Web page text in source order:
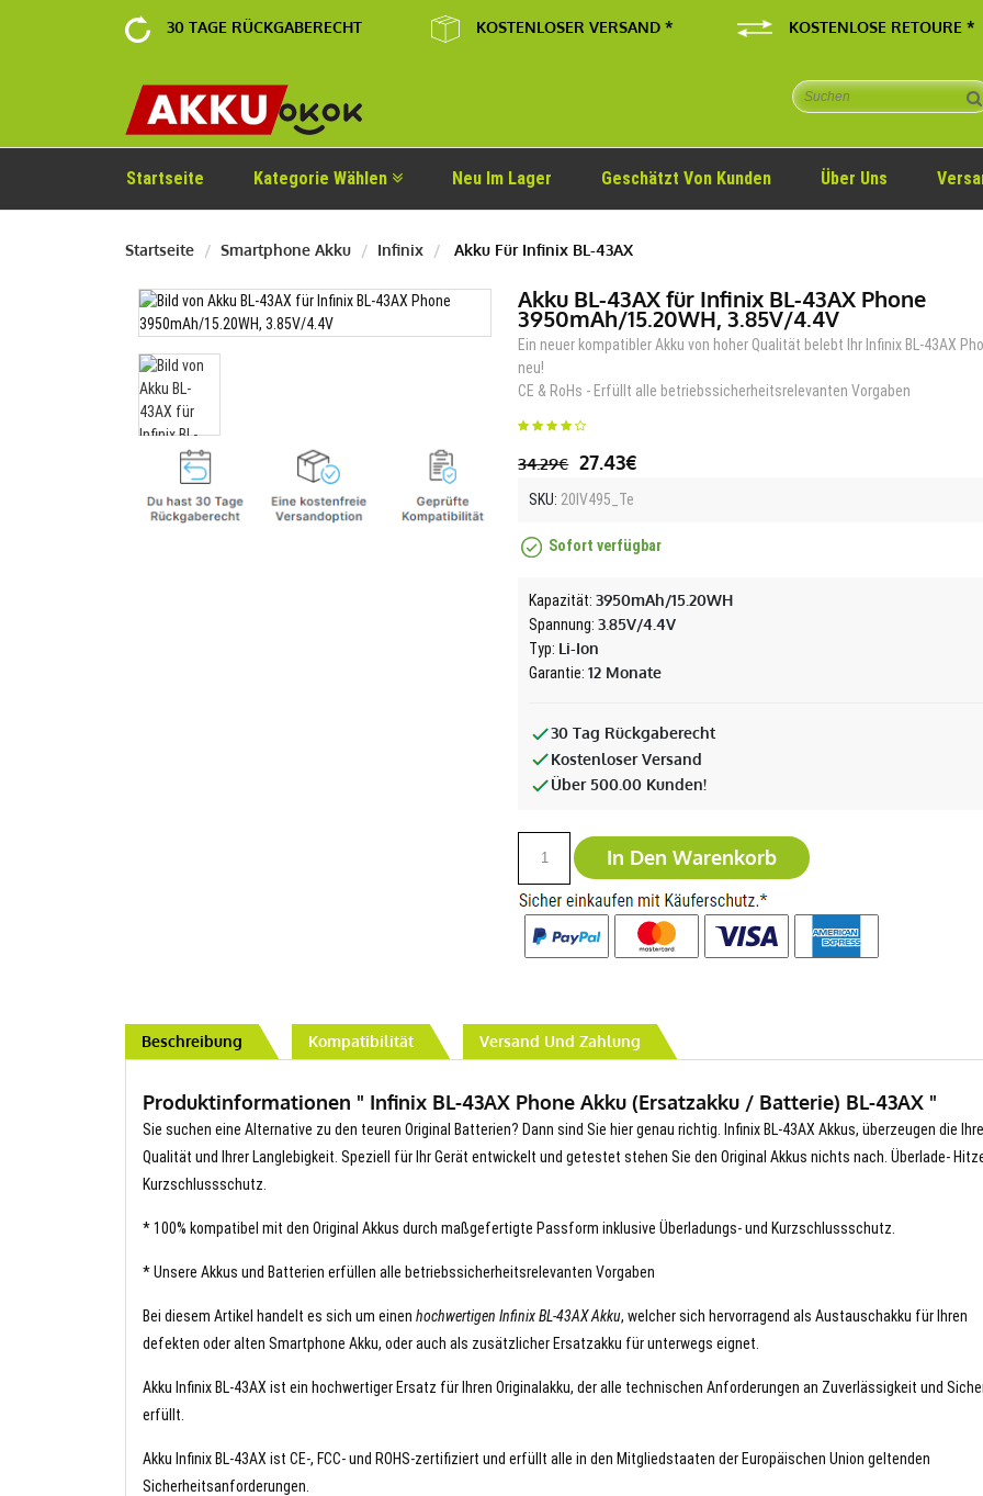
30 TAGE RÜCKGABERECHT KOSTENLOSER VERSAND * KOSTENLOSE RETOURE *
Startseite Kategorie Wählen Neu Im Lager Geschätzt Von Kunden Über Uns
Startseite Smartphone Akku Infinix Akku Für Infinix BL-43AX
Akku BL-43AX für Infinix BL-43AX Phone
3950mAh/15.20WH, 3.85V/4.4V
Ein neuer kompatibler Akku von hoher Qualität belebt Ihr Infinix BL-43AX
neu!
CE & RoHs - Erfüllt alle betriebssicherheitsrelevanten Vorgaben
34.29€ 27.43€
SKU: 20IV495_Te
Sofort verfügbar
Kapazität:3950mAh/15.20WH
Spannung:3.85V/4.4V
Typ: Li-Ion
Garantie:12 Monate
30 Tag Rückgaberecht
Kostenloser Versand
Über 500.00 Kunden!
In Den Warenkorb
Beschreibung Kompatibilität Versand Und Zahlung
Produktinformationen " Infinix BL-43AX Phone Akku (Ersatzakku / Batterie) BL-43AX "
Sie suchen eine Alternative zu den teuren Original Batterien? Dann sind Sie hier genau richtig. Infinix BL-43AX Akkus, überzeugen die Ihre
Qualität und Ihrer Langlebigkeit. Speziell für Ihr Gerät entwickelt und getestet stehen Sie den Original Akkus nichts nach. Überlade-
Kurzschlussschutz.
* 100% kompatibel mit den Original Akkus durch maßgefertigte Passform inklusive Überladungs- und Kurzschlussschutz.
* Unsere Akkus und Batterien erfüllen alle betriebssicherheitsrelevanten Vorgaben
Bei diesem Artikel handelt es sich um einen hochwertigen Infinix BL-43AX Akku, welcher sich hervorragend als Austauschakku für Ihren
defekten oder alten Smartphone Akku, oder auch als zusätzlicher Ersatzakku für unterwegs eignet.
Akku Infinix BL-43AX ist ein hochwertiger Ersatz für Ihren Originalakku, der alle technischen Anforderungen an Zuverlässigkeit und
erfüllt.
Akku Infinix BL-43AX ist CE-, FCC- und ROHS-zertifiziert und erfüllt alle in den Mitgliedstaaten der Europäischen Union geltenden
Sicherheitsanforderungen.